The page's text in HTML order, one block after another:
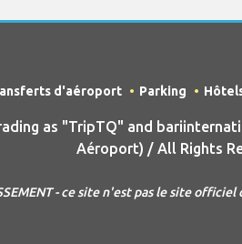
d'aéroport Parking
as "TripTQ" and
Aéroport) / All Rights
- ce site n'est pas le site